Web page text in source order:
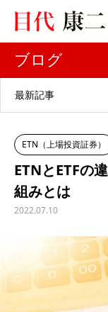
ブログ
最新記事
ETN（上場投資証券）
ETNとETFの
組みとは
2022.07.10